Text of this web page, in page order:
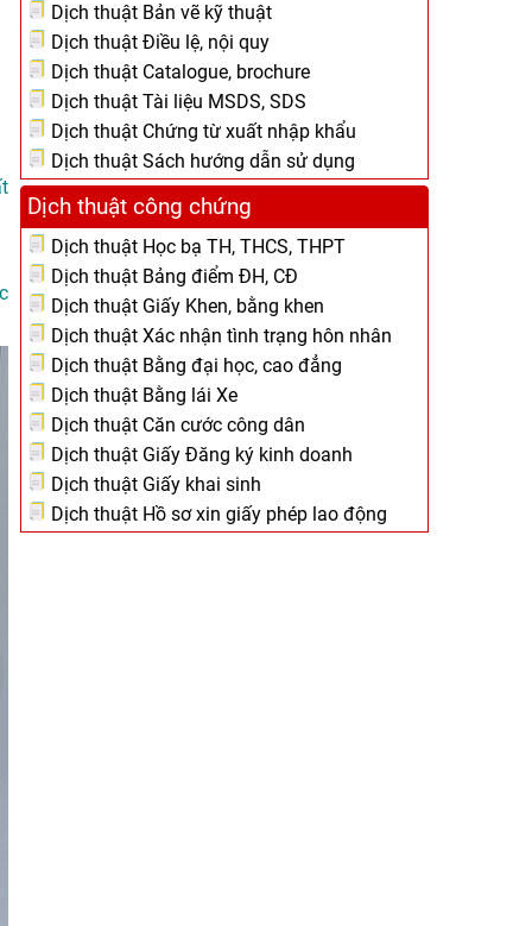
Dịch thuật Bản vẽ kỹ thuật
Dịch thuật Điều lệ, nội quy
Dịch thuật Catalogue, brochure
Dịch thuật Tài liệu MSDS, SDS
Dịch thuật Chứng từ xuất nhập khẩu
Dịch thuật Sách hướng dẫn sử dụng
Dịch thuật công chứng
Dịch thuật Học bạ TH, THCS, THPT
Dịch thuật Bảng điểm ĐH, CĐ
Dịch thuật Giấy Khen, bằng khen
Dịch thuật Xác nhận tình trạng hôn nhân
Dịch thuật Bằng đại học, cao đẳng
Dịch thuật Bằng lái Xe
Dịch thuật Căn cước công dân
Dịch thuật Giấy Đăng ký kinh doanh
Dịch thuật Giấy khai sinh
Dịch thuật Hồ sơ xin giấy phép lao động